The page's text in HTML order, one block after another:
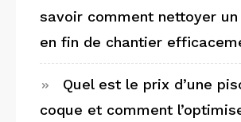
savoir comment nettoyer
en fin de chantier
Quel est le prix d’une
coque et comment